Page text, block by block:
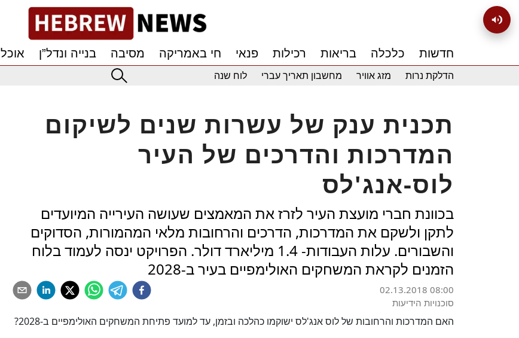
חדשות כלכלה בריאות רכילות פנאי חי באמריקה מסיבה בנייה ונדל”ן
אוכל
הדלקת נרות מזג אוויר מחשבון תאריך עברי לוח שנה
תכנית ענק של עשרות שנים לשיקום
המדרכות והדרכים של העיר
לוס-אנג'לס
בכוונת חברי מועצת העיר לזרז את המאמצים שעושה העירייה המיועדים
לתקן ולשקם את המדרכות, הדרכים והרחובות מלאי המהמורות, הסדוקים
והשבורים. עלות העבודות- 1.4 מיליארד דולר. הפרויקט ינסה לעמוד בלוח
הזמנים לקראת המשחקים האולימפיים בעיר ב-2028
02.13.2018 08:00
סוכנויות הידיעות
האם המדרכות והרחובות של לוס אנג'לס ישוקמו כהלכה ובזמן, עד למועד פתיחת המשחקים האולימפיים ב-2028?